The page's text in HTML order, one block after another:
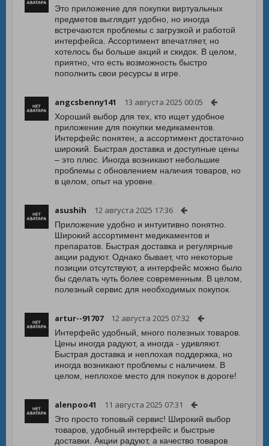
Это приложение для покупки виртуальных
предметов выглядит удобно, но иногда
встречаются проблемы с загрузкой и работой
интерфейса. Ассортимент впечатляет, но
хотелось бы больше акций и скидок. В целом,
приятно, что есть возможность быстро
пополнить свои ресурсы в игре.
angcsbenny141 13 августа 2025 00:05
Хороший выбор для тех, кто ищет удобное
приложение для покупки медикаментов.
Интерфейс понятен, а ассортимент достаточно
широкий. Быстрая доставка и доступные цены
– это плюс. Иногда возникают небольшие
проблемы с обновлением наличия товаров, но
в целом, опыт на уровне.
asushih 12 августа 2025 17:36
Приложение удобно и интуитивно понятно.
Широкий ассортимент медикаментов и
препаратов. Быстрая доставка и регулярные
акции радуют. Однако бывает, что некоторые
позиции отсутствуют, а интерфейс можно было
бы сделать чуть более современным. В целом,
полезный сервис для необходимых покупок.
artur--91707 12 августа 2025 07:32
Интерфейс удобный, много полезных товаров.
Цены иногда радуют, а иногда - удивляют.
Быстрая доставка и неплохая поддержка, но
иногда возникают проблемы с наличием. В
целом, неплохое место для покупок в дороге!
alenpoo41 11 августа 2025 07:31
Это просто топовый сервис! Широкий выбор
товаров, удобный интерфейс и быстрые
доставки. Акции радуют, а качество товаров